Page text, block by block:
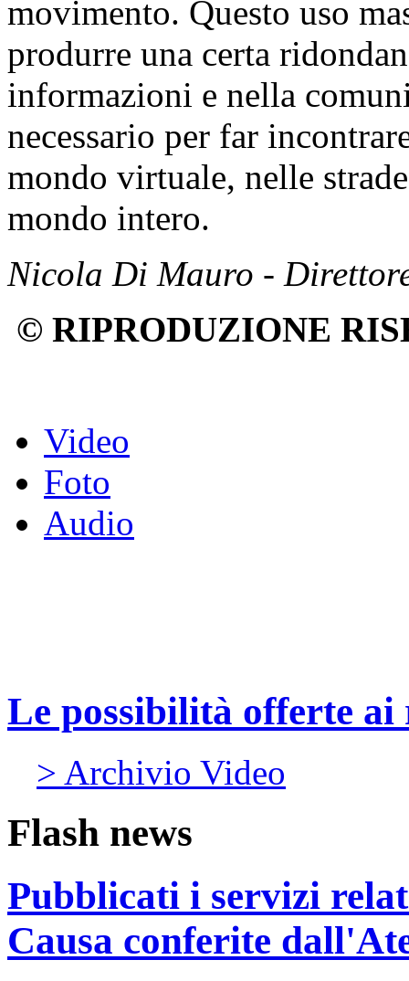
movimento. Questo uso
produrre una certa
informazioni e nella
necessario per far
mondo virtuale, nelle
mondo intero.
Nicola Di Mauro -
© RIPRODUZIONE
Video
Foto
Audio
Le possibilità offerte
> Archivio Video
Flash news
Pubblicati i servizi
Causa conferite